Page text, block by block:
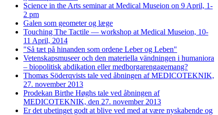
Science in the Arts seminar at Medical Museion on 9 April, 1-
2 pm
Galen som geometer og læge
Touching The Tactile — workshop at Medical Museion, 10-
11 April, 2014
"Så tæt på hinanden som ordene Leber og Leben"
Vetenskapsmuseer och den materiella vändningen i humaniora
– biopolitisk abdikation eller medborgarengagemang?
Thomas Söderqvists tale ved åbningen af MEDICOTEKNIK,
27. november 2013
Prodekan Birthe Høghs tale ved åbningen af
MEDICOTEKNIK, den 27. november 2013
Er det ubetinget godt at blive ved med at være nyskabende og